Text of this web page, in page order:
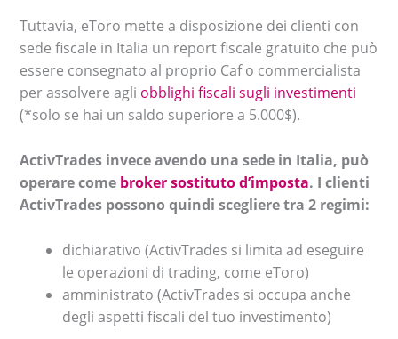
Tuttavia, eToro mette a disposizione dei clienti con
sede fiscale in Italia un report fiscale gratuito che può
essere consegnato al proprio Caf o commercialista
per assolvere agli obblighi fiscali sugli investimenti
(*solo se hai un saldo superiore a 5.000$).
ActivTrades invece avendo una sede in Italia, può
operare come broker sostituto d’imposta. I clienti
ActivTrades possono quindi scegliere tra 2 regimi:
dichiarativo (ActivTrades si limita ad eseguire
le operazioni di trading, come eToro)
amministrato (ActivTrades si occupa anche
degli aspetti fiscali del tuo investimento)